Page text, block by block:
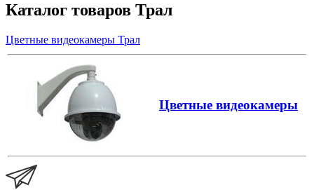
Каталог товаров Трал
Цветные видеокамеры Трал
Цветные видеокамеры